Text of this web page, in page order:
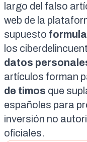
largo del falso
web de la
supuesto
los
datos
artículos forman
de timos que
españoles para
inversión no
oficiales.